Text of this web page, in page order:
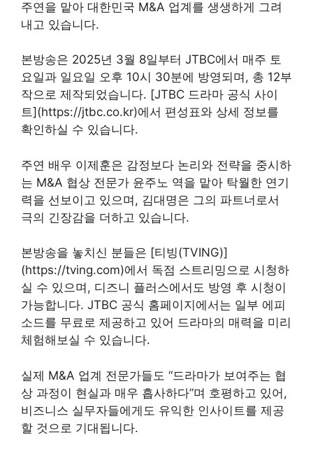
주연을 맡아 대한민국 M&A 업계를 생생하게 그려
내고 있습니다.
본방송은 2025년 3월 8일부터 JTBC에서 매주 토
요일과 일요일 오후 10시 30분에 방영되며, 총 12부
작으로 제작되었습니다. [JTBC 드라마 공식 사이
트](https://jtbc.co.kr)에서 편성표와 상세 정보를
확인하실 수 있습니다.
주연 배우 이제훈은 감정보다 논리와 전략을 중시하
는 M&A 협상 전문가 윤주노 역을 맡아 탁월한 연기
력을 선보이고 있으며, 김대명은 그의 파트너로서
극의 긴장감을 더하고 있습니다.
본방송을 놓치신 분들은 [티빙(TVING)]
(https://tving.com)에서 독점 스트리밍으로 시청하
실 수 있으며, 디즈니 플러스에서도 방영 후 시청이
가능합니다. JTBC 공식 홈페이지에서는 일부 에피
소드를 무료로 제공하고 있어 드라마의 매력을 미리
체험해보실 수 있습니다.
실제 M&A 업계 전문가들도 “드라마가 보여주는 협
상 과정이 현실과 매우 흡사하다”며 호평하고 있어,
비즈니스 실무자들에게도 유익한 인사이트를 제공
할 것으로 기대됩니다.